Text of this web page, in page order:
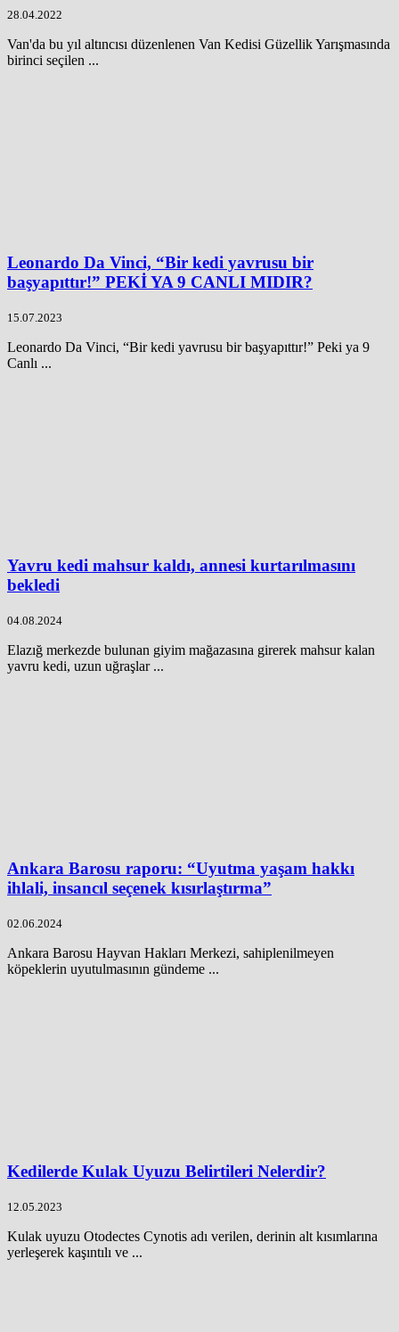
28.04.2022
Van'da bu yıl altıncısı düzenlenen Van Kedisi Güzellik Yarışmasında
birinci seçilen ...
Leonardo Da Vinci, “Bir kedi yavrusu bir
başyapıttır!” PEKİ YA 9 CANLI MIDIR?
15.07.2023
Leonardo Da Vinci, “Bir kedi yavrusu bir başyapıttır!” Peki ya 9
Canlı ...
Yavru kedi mahsur kaldı, annesi kurtarılmasını
bekledi
04.08.2024
Elazığ merkezde bulunan giyim mağazasına girerek mahsur kalan
yavru kedi, uzun uğraşlar ...
Ankara Barosu raporu: “Uyutma yaşam hakkı
ihlali, insancıl seçenek kısırlaştırma”
02.06.2024
Ankara Barosu Hayvan Hakları Merkezi, sahiplenilmeyen
köpeklerin uyutulmasının gündeme ...
Kedilerde Kulak Uyuzu Belirtileri Nelerdir?
12.05.2023
Kulak uyuzu Otodectes Cynotis adı verilen, derinin alt kısımlarına
yerleşerek kaşıntılı ve ...